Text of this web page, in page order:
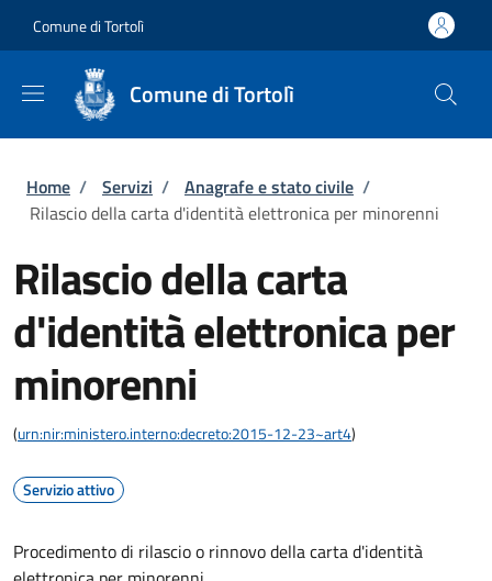
Comune di Tortolì
Comune di Tortolì
Briciole di pane
Home / Servizi / Anagrafe e stato civile /
Rilascio della carta d'identità elettronica per minorenni
Rilascio della carta
d'identità elettronica per
minorenni
(urn:nir:ministero.interno:decreto:2015-12-23~art4)
Servizio attivo
Procedimento di rilascio o rinnovo della carta d'identità